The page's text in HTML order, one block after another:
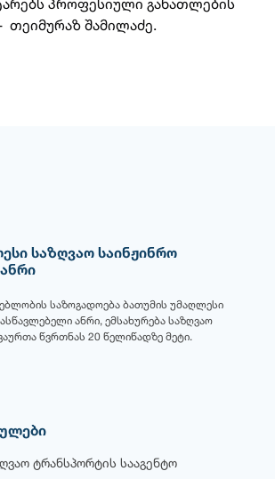
პროფესიული განათლების
თეიმურაზ შამილაძე.
საზღვაო საინჟინრო
საზოგადოება ბათუმის უმაღლესი
ანრი, ემსახურება საზღვაო
წვრთნას 20 წელიწადზე მეტი.
ტრანსპორტის სააგენტო